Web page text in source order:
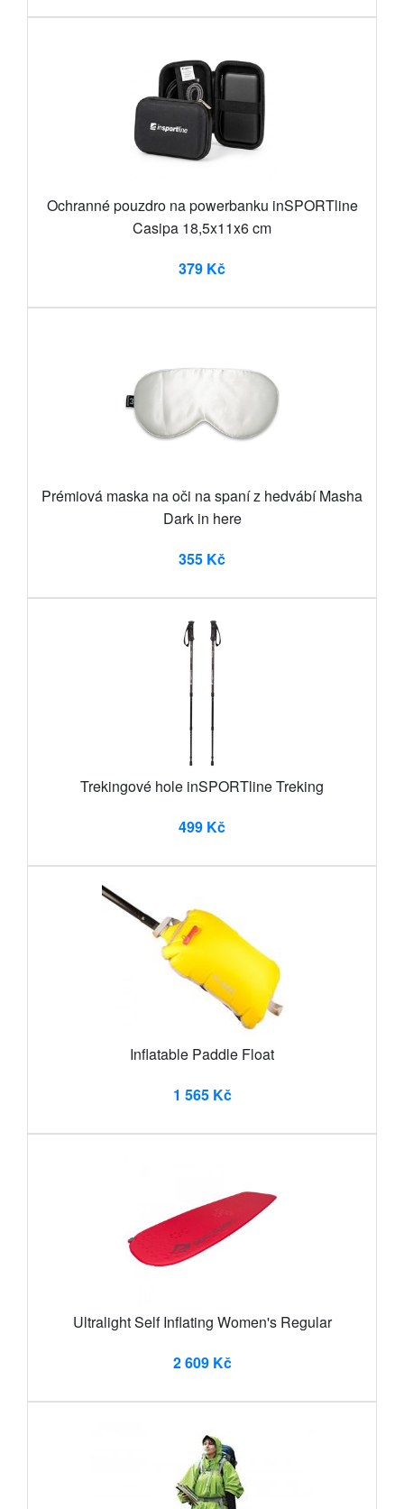
Ochranné pouzdro na powerbanku inSPORTline
Casipa 18,5x11x6 cm
379 Kč
Prémiová maska na oči na spaní z hedvábí Masha
Dark in here
355 Kč
Trekingové hole inSPORTline Treking
499 Kč
Inflatable Paddle Float
1 565 Kč
Ultralight Self Inflating Women's Regular
2 609 Kč